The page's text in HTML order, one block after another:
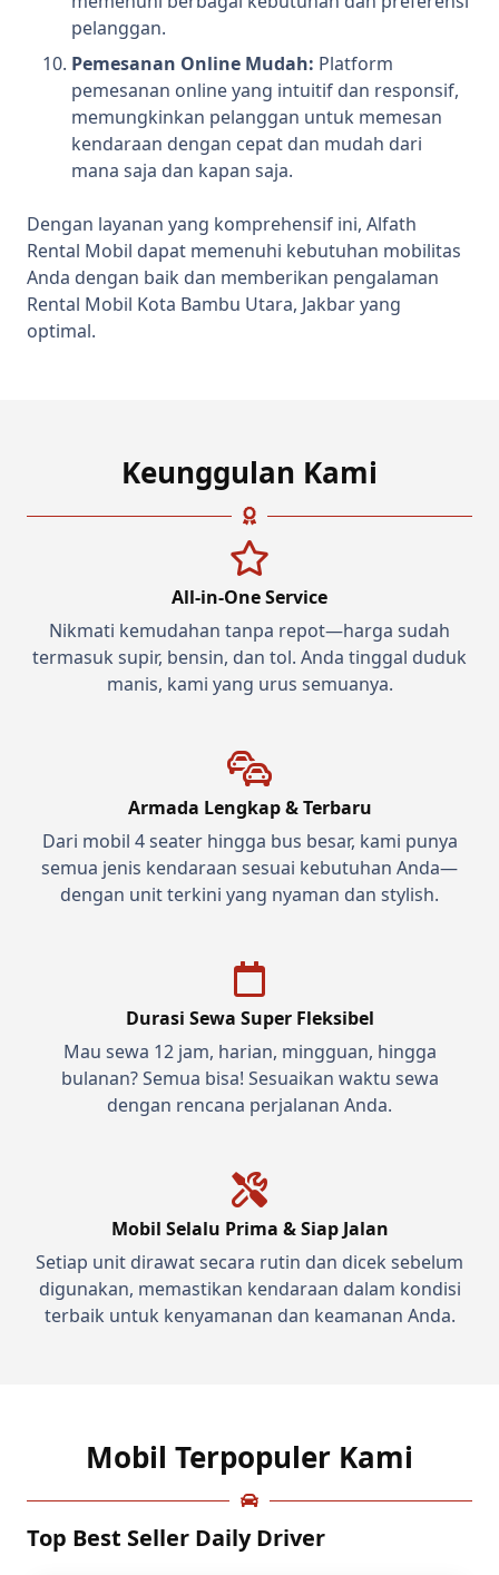
pelanggan.
Pemesanan Online Mudah: Platform
pemesanan online yang intuitif dan responsif,
memungkinkan pelanggan untuk memesan
kendaraan dengan cepat dan mudah dari
mana saja dan kapan saja.
Dengan layanan yang komprehensif ini, Alfath
Rental Mobil dapat memenuhi kebutuhan mobilitas
Anda dengan baik dan memberikan pengalaman
Rental Mobil Kota Bambu Utara, Jakbar yang
optimal.
Keunggulan Kami
All-in-One Service
Nikmati kemudahan tanpa repot—harga sudah
termasuk supir, bensin, dan tol. Anda tinggal duduk
manis, kami yang urus semuanya.
Armada Lengkap & Terbaru
Dari mobil 4 seater hingga bus besar, kami punya
semua jenis kendaraan sesuai kebutuhan Anda—
dengan unit terkini yang nyaman dan stylish.
Durasi Sewa Super Fleksibel
Mau sewa 12 jam, harian, mingguan, hingga
bulanan? Semua bisa! Sesuaikan waktu sewa
dengan rencana perjalanan Anda.
Mobil Selalu Prima & Siap Jalan
Setiap unit dirawat secara rutin dan dicek sebelum
digunakan, memastikan kendaraan dalam kondisi
terbaik untuk kenyamanan dan keamanan Anda.
Mobil Terpopuler Kami
Top Best Seller Daily Driver